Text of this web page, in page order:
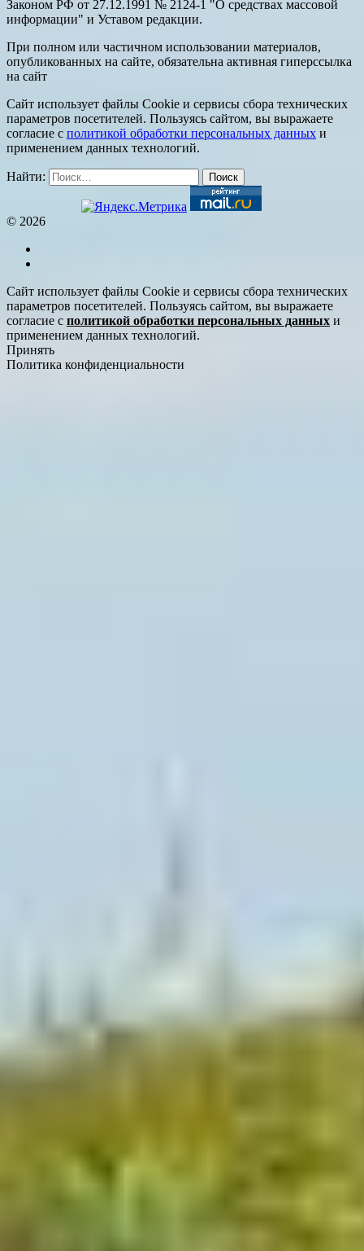
Законом РФ от 27.12.1991 № 2124-1 "О средствах массовой
информации" и Уставом редакции.
При полном или частичном использовании материалов,
опубликованных на сайте, обязательна активная гиперссылка
на сайт
Сайт использует файлы Cookie и сервисы сбора технических
параметров посетителей. Пользуясь сайтом, вы выражаете
согласие с политикой обработки персональных данных и
применением данных технологий.
Найти:
© 2026
Сайт использует файлы Cookie и сервисы сбора технических
параметров посетителей. Пользуясь сайтом, вы выражаете
согласие с политикой обработки персональных данных и
применением данных технологий.
Принять
Политика конфиденциальности